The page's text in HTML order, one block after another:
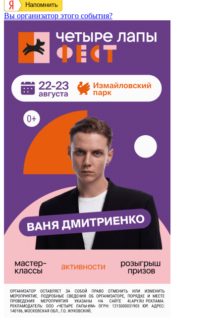
Напомнить
Вы организатор этого события?